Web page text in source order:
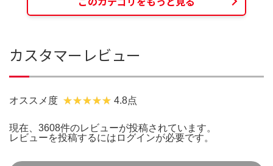
カスタマーレビュー
オススメ度 4.8点
現在、3608件のレビューが投稿されています。
レビューを投稿するには ログインが必要です。